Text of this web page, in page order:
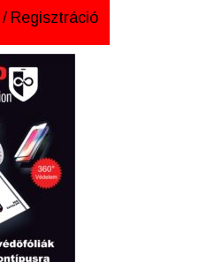
/ Regisztráció